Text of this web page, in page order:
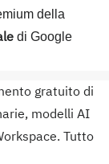
della
di Google
gratuito di
modelli AI
Tutto